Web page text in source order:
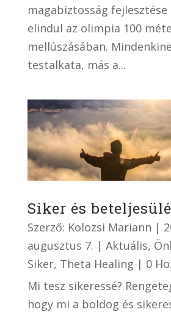
magabiztosság fejlesztése
elindul az olimpia 100
mellúszásában.
testalkata, más a...
Siker és
Szerző: Kolozsi Mariann |
augusztus 7. | Aktuális,
Siker, Theta Healing | 0
Mi tesz sikeressé?
hogy mi a boldog és